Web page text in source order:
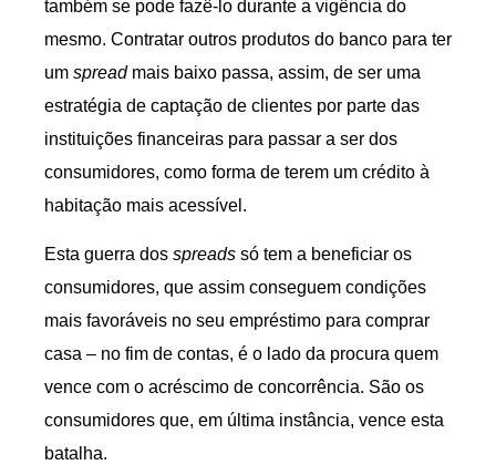
também se pode fazê-lo durante a vigência do
mesmo. Contratar outros produtos do banco para ter
um spread mais baixo passa, assim, de ser uma
estratégia de captação de clientes por parte das
instituições financeiras para passar a ser dos
consumidores, como forma de terem um crédito à
habitação mais acessível.
Esta guerra dos spreads só tem a beneficiar os
consumidores, que assim conseguem condições
mais favoráveis no seu empréstimo para comprar
casa – no fim de contas, é o lado da procura quem
vence com o acréscimo de concorrência. São os
consumidores que, em última instância, vence esta
batalha.